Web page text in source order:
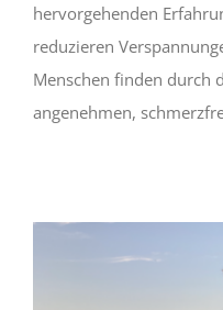
hervorgehenden
reduzieren
Menschen finden durch
angenehmen,